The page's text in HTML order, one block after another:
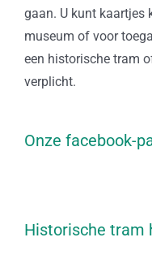
gaan. U kunt kaartjes
museum of voor
een historische tram
verplicht.
Onze facebook-
Historische tram